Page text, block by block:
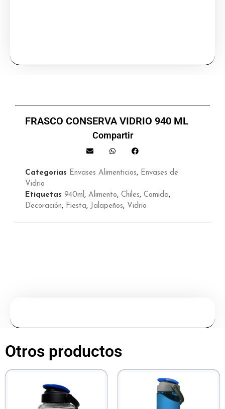
FRASCO CONSERVA VIDRIO 940 ML
Compartir
Categorías Envases Alimenticios, Envases de
Vidrio
Etiquetas 940ml , Alimento, Chiles, Comida,
Decoración, Fiesta, Jalapeños, Vidrio
Otros productos